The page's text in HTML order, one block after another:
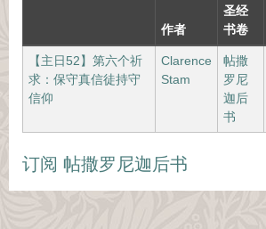
作者
圣经
书卷
【主日52】第六个祈
求：保守真信徒持守
信仰
Clarence
Stam
帖撒
罗尼
迦后
书
订阅 帖撒罗尼迦后书